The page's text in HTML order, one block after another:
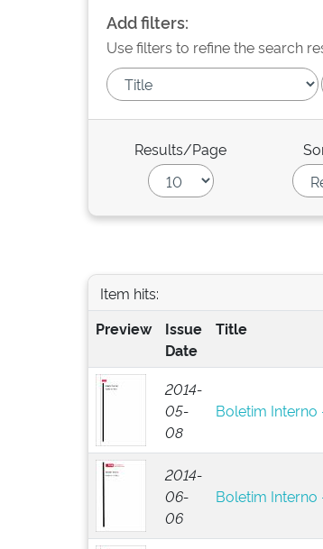
Add filters:
Use filters to refine the search
Results/Page
Item hits:
Preview
Issue
Date
Title
2014-
05-
08
Boletim Interno
2014-
06-
06
Boletim Interno